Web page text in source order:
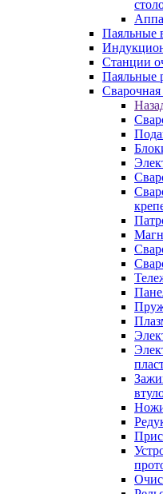
Паяльные
Станции
Паяльные
Сварочная
Ножи